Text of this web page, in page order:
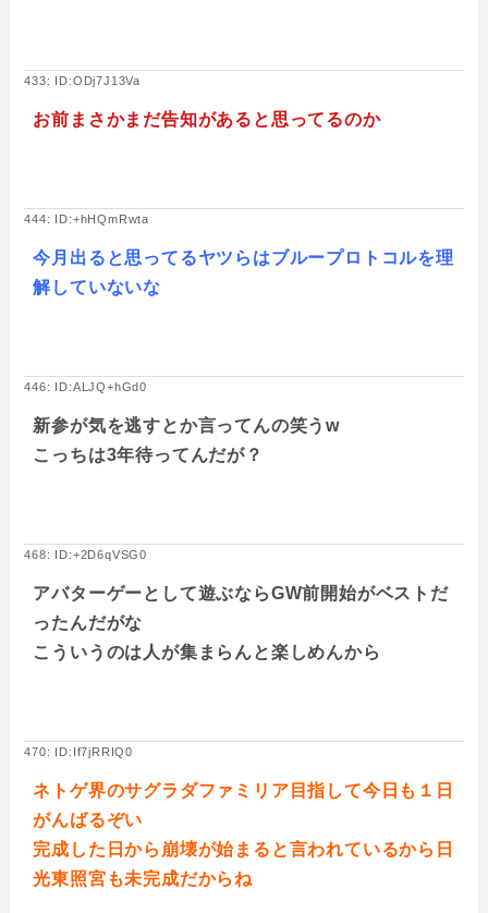
433: ID:ODj7J13Va
お前まさかまだ告知があると思ってるのか
444: ID:+hHQmRwta
今月出ると思ってるヤツらはブループロトコルを理
解していないな
446: ID:ALJQ+hGd0
新参が気を逃すとか言ってんの笑うw
こっちは3年待ってんだが？
468: ID:+2D6qVSG0
アバターゲーとして遊ぶならGW前開始がベストだ
ったんだがな
こういうのは人が集まらんと楽しめんから
470: ID:If7jRRIQ0
ネトゲ界のサグラダファミリア目指して今日も１日
がんばるぞい
完成した日から崩壊が始まると言われているから日
光東照宮も未完成だからね